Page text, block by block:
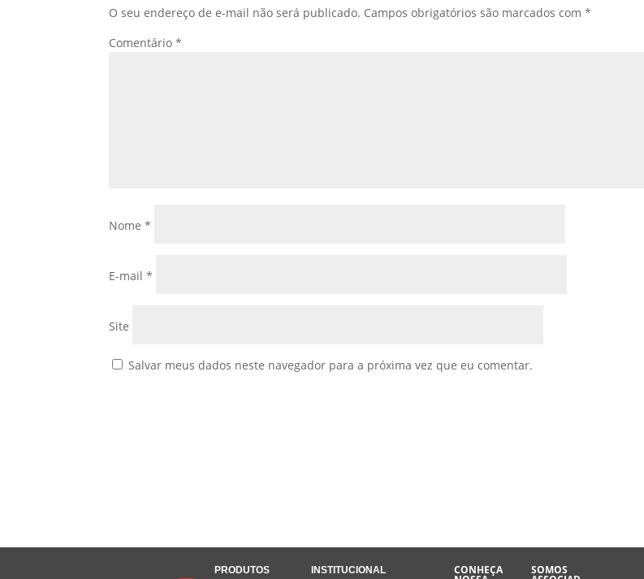
O seu endereço de e-mail não será publicado. Campos obrigatórios são marcados com*
Comentário*
Nome*
E-mail*
Site
Salvar meus dados neste navegador para a próxima vez que eu comentar.
PRODUTOS INSTITUCIONAL CONHEÇA SOMOS